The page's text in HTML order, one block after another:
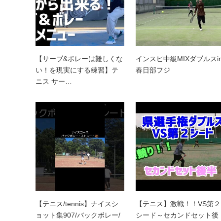
【サーブ&ボレーは難しくな
い！を現実にする練習】テ
ニス サー…
インスピ中級MIXダブルス
春日部フジ
【テニス/tennis】ナイスシ
ョット集907/バックボレー/
【テニス】激戦！！VS第２
シード～セカンドセット後